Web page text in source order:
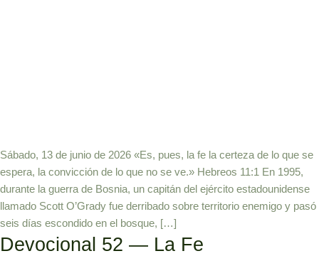
Sábado, 13 de junio de 2026 «Es, pues, la fe la certeza de lo que se
espera, la convicción de lo que no se ve.» Hebreos 11:1 En 1995,
durante la guerra de Bosnia, un capitán del ejército estadounidense
llamado Scott O’Grady fue derribado sobre territorio enemigo y pasó
seis días escondido en el bosque, […]
Devocional 52 — La Fe